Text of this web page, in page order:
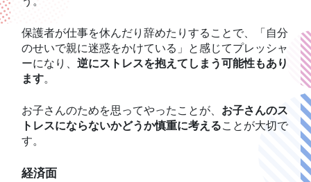
保護者が仕事を休んだり辞めたりすることで、「自分
のせいで親に迷惑をかけている」と感じてプレッシャ
ーになり、 逆にストレスを抱えてしまう可能性もあり
ます。
お子さんのためを思ってやったことが、 お子さんのス
トレスにならないかどうか慎重に考えることが大切で
す。
経済面